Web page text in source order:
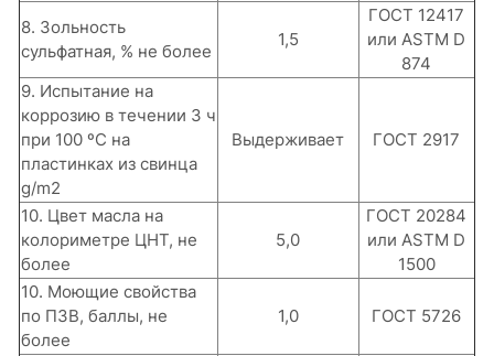
8. Зольность
сульфатная, % не более
1,5
ГОСТ 12417
или ASTM D
874
9. Испытание на
коррозию в течении 3 ч
при 100 ºС на
пластинках из свинца
g/m2
Выдерживает ГОСТ 2917
10. Цвет масла на
колориметре ЦНТ, не
более
5,0
ГОСТ 20284
или ASTM D
1500
10. Моющие свойства
по ПЗВ, баллы, не
более
1,0 ГОСТ 5726